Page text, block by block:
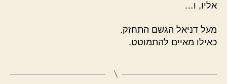
אליו, ו…
מעל דניאל הגשם התחזק.
כאילו מאיים להתמוטט.